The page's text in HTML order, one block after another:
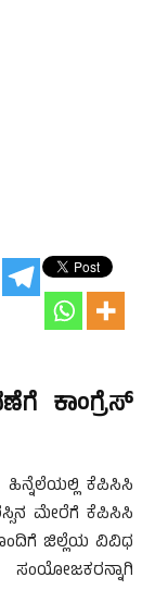
ಕಾಂಗ್ರೆಸ್
ಹಿನ್ನೆಲೆಯಲ್ಲಿ ಕೆಪಿಸಿಸಿ
ಮೇರೆಗೆ ಕೆಪಿಸಿಸಿ
ಜಿಲ್ಲೆಯ ವಿವಿಧ
ಸಂಯೋಜಕರನ್ನಾಗಿ